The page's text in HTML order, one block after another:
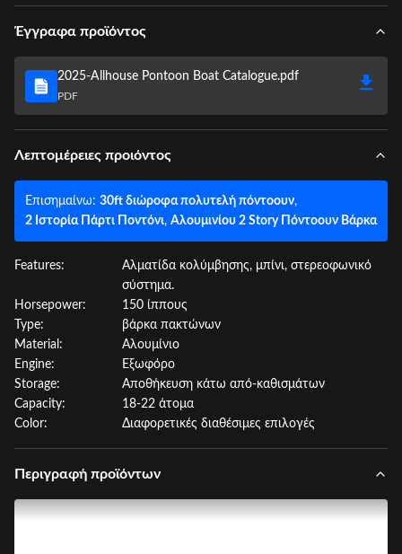
Έγγραφα προϊόντος
2025-Allhouse Pontoon Boat Catalogue.pdf
PDF
Λεπτομέρειες προιόντος
Επισημαίνω: 30ft διώροφα πολυτελή πόντοουν,
2 Ιστορία Πάρτι Ποντόνι, Αλουμινίου 2 Story Πόντοουν Βάρκα
Features:
Αλματίδα κολύμβησης, μπίνι, στερεοφωνικό
σύστημα.
Horsepower:
150 ίππους
Type:
βάρκα πακτώνων
Material:
Αλουμίνιο
Engine:
Εξωφόρο
Storage:
Αποθήκευση κάτω από-καθισμάτων
Capacity:
18-22 άτομα
Color:
Διαφορετικές διαθέσιμες επιλογές
Περιγραφή προϊόντων